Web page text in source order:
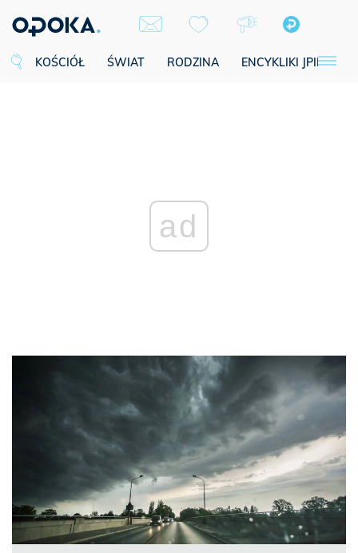
KOŚCIÓŁ ŚWIAT RODZINA ENCYKLIKI JPII
ad